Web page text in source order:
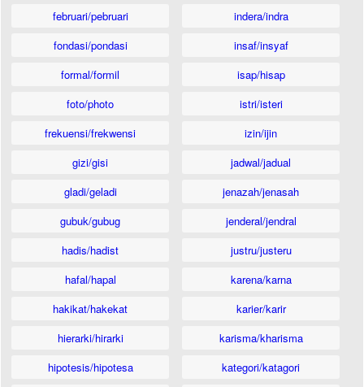
februari/pebruari
fondasi/pondasi
formal/formil
foto/photo
frekuensi/frekwensi
gizi/gisi
gladi/geladi
gubuk/gubug
hadis/hadist
hafal/hapal
hakikat/hakekat
hierarki/hirarki
hipotesis/hipotesa
indera/indra
insaf/insyaf
isap/hisap
istri/isteri
izin/ijin
jadwal/jadual
jenazah/jenasah
jenderal/jendral
justru/justeru
karena/karna
karier/karir
karisma/kharisma
kategori/katagori